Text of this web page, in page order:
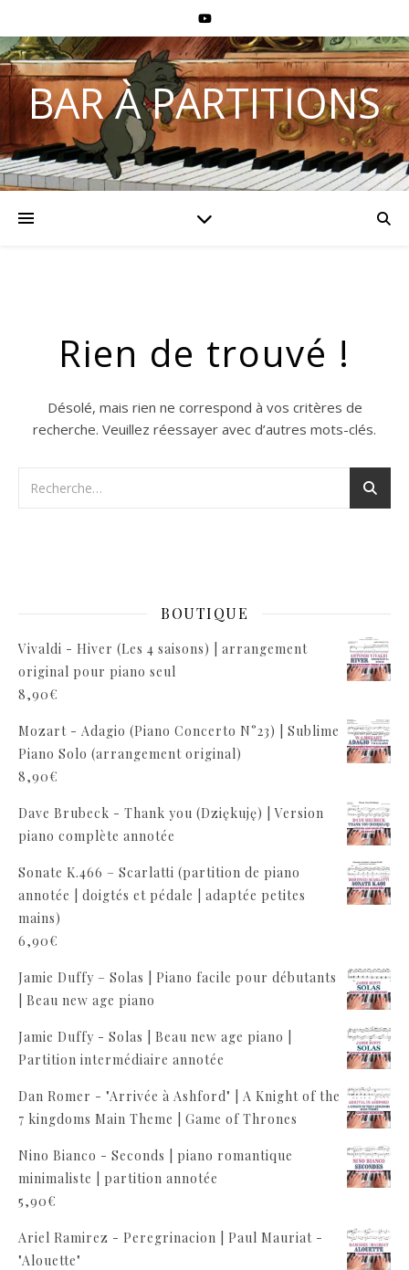
BAR À PARTITIONS
Rien de trouvé !
Désolé, mais rien ne correspond à vos critères de
recherche. Veuillez réessayer avec d’autres mots-clés.
BOUTIQUE
Vivaldi - Hiver (Les 4 saisons) | arrangement
original pour piano seul
8,90€
Mozart - Adagio (Piano Concerto N°23) | Sublime
Piano Solo (arrangement original)
8,90€
Dave Brubeck - Thank you (Dziękuję) | Version
piano complète annotée
Sonate K.466 – Scarlatti (partition de piano
annotée | doigtés et pédale | adaptée petites
mains)
6,90€
Jamie Duffy – Solas | Piano facile pour débutants
| Beau new age piano
Jamie Duffy - Solas | Beau new age piano |
Partition intermédiaire annotée
Dan Romer - "Arrivée à Ashford" | A Knight of the
7 kingdoms Main Theme | Game of Thrones
Nino Bianco - Seconds | piano romantique
minimaliste | partition annotée
5,90€
Ariel Ramirez - Peregrinacion | Paul Mauriat -
"Alouette"